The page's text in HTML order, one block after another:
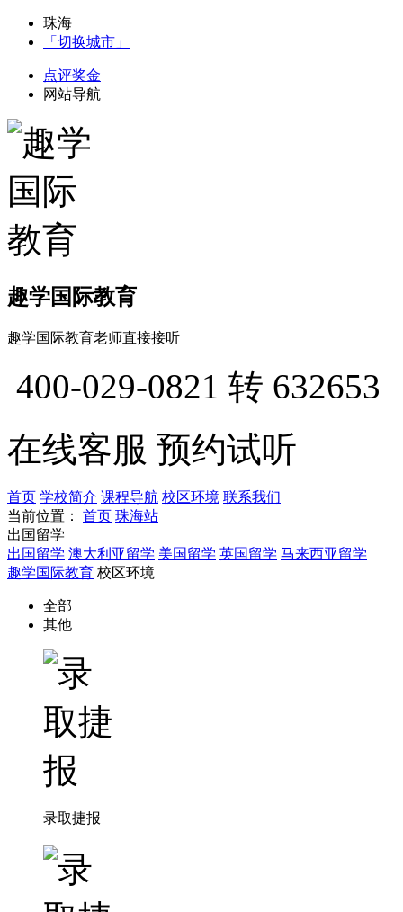
珠海
「切换城市」
点评奖金
网站导航
趣学国际教育
趣学国际教育老师直接接听
400-029-0821 转 632653
在线客服 预约试听
首页 学校简介 课程导航 校区环境 联系我们
当前位置：
首页 珠海站
出国留学
出国留学 澳大利亚留学 美国留学 英国留学 马来西亚留学
趣学国际教育 校区环境
全部
其他
录取捷报